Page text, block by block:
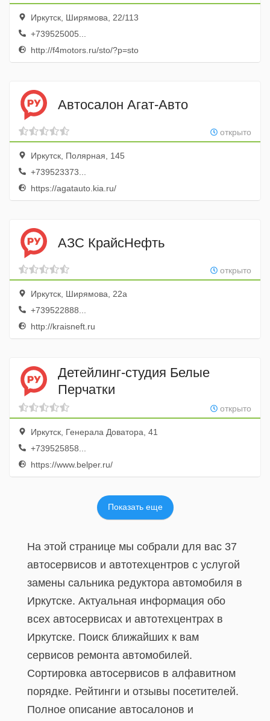
Иркутск, Ширямова, 22/113
+739525005...
http://f4motors.ru/sto/?p=sto
Автосалон Агат-Авто
открыто
Иркутск, Полярная, 145
+739523373...
https://agatauto.kia.ru/
АЗС КрайсНефть
открыто
Иркутск, Ширямова, 22а
+739522888...
http://kraisneft.ru
Детейлинг-студия Белые
Перчатки
открыто
Иркутск, Генерала Доватора, 41
+739525858...
https://www.belper.ru/
Показать еще
На этой странице мы собрали для вас 37
автосервисов и автотехцентров с услугой
замены сальника редуктора автомобиля в
Иркутске. Актуальная информация обо
всех автосервисах и автотехцентрах в
Иркутске. Поиск ближайших к вам
сервисов ремонта автомобилей.
Сортировка автосервисов в алфавитном
порядке. Рейтинги и отзывы посетителей.
Полное описание автосалонов и